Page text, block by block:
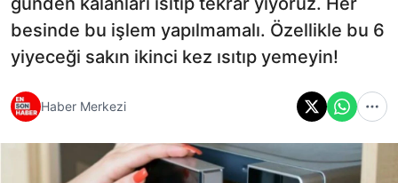
besinde bu işlem yapılmamalı. Özellikle bu 6
yiyeceği sakın ikinci kez ısıtıp yemeyin!
Haber Merkezi